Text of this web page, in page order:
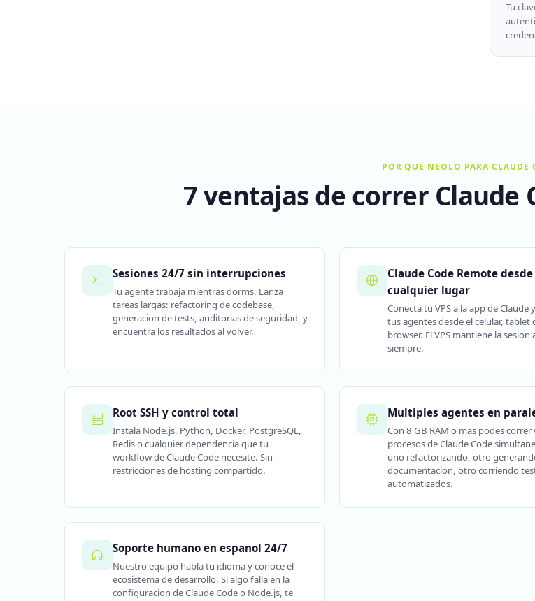
Tu
POR QUE NEOLO PARA CLAUDE
7 ventajas de correr Claude
Sesiones 24/7 sin interrupciones
Tu agente trabaja mientras dorms. Lanza
tareas largas: refactoring de codebase,
generacion de tests, auditorias de seguridad, y
encuentra los resultados al volver.
Claude Code Remote desde
cualquier lugar
Conecta tu VPS a la app de Claude
tus agentes desde el celular, tablet
browser. El VPS mantiene la sesion
siempre.
Root SSH y control total
Instala Node.js, Python, Docker, PostgreSQL,
Redis o cualquier dependencia que tu
workflow de Claude Code necesite. Sin
restricciones de hosting compartido.
Multiples agentes en
Con 8 GB RAM o mas podes correr
procesos de Claude Code
uno refactorizando, otro
documentacion, otro corriendo
automatizados.
Soporte humano en espanol 24/7
Nuestro equipo habla tu idioma y conoce el
ecosistema de desarrollo. Si algo falla en la
configuracion de Claude Code o Node.js, te